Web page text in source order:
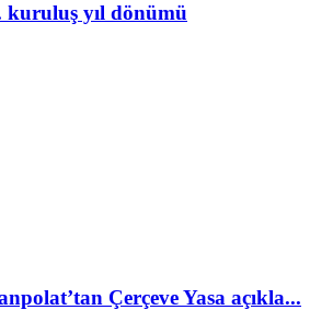
yıl dönümü
Çerçeve Yasa açıkla...